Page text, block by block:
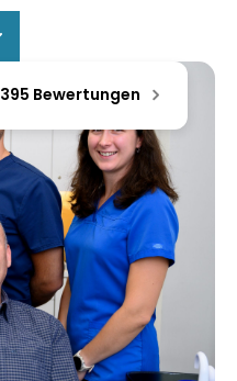
395 Bewertungen